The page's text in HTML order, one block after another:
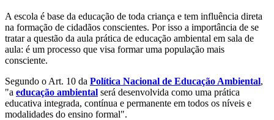
A escola é base da educação de toda criança e tem influência direta
na formação de cidadãos conscientes. Por isso a importância de se
tratar a questão da aula prática de educação ambiental em sala de
aula: é um processo que visa formar uma população mais
consciente.
Segundo o Art. 10 da Política Nacional de Educação Ambiental,
"a educação ambiental será desenvolvida como uma prática
educativa integrada, contínua e permanente em todos os níveis e
modalidades do ensino formal".